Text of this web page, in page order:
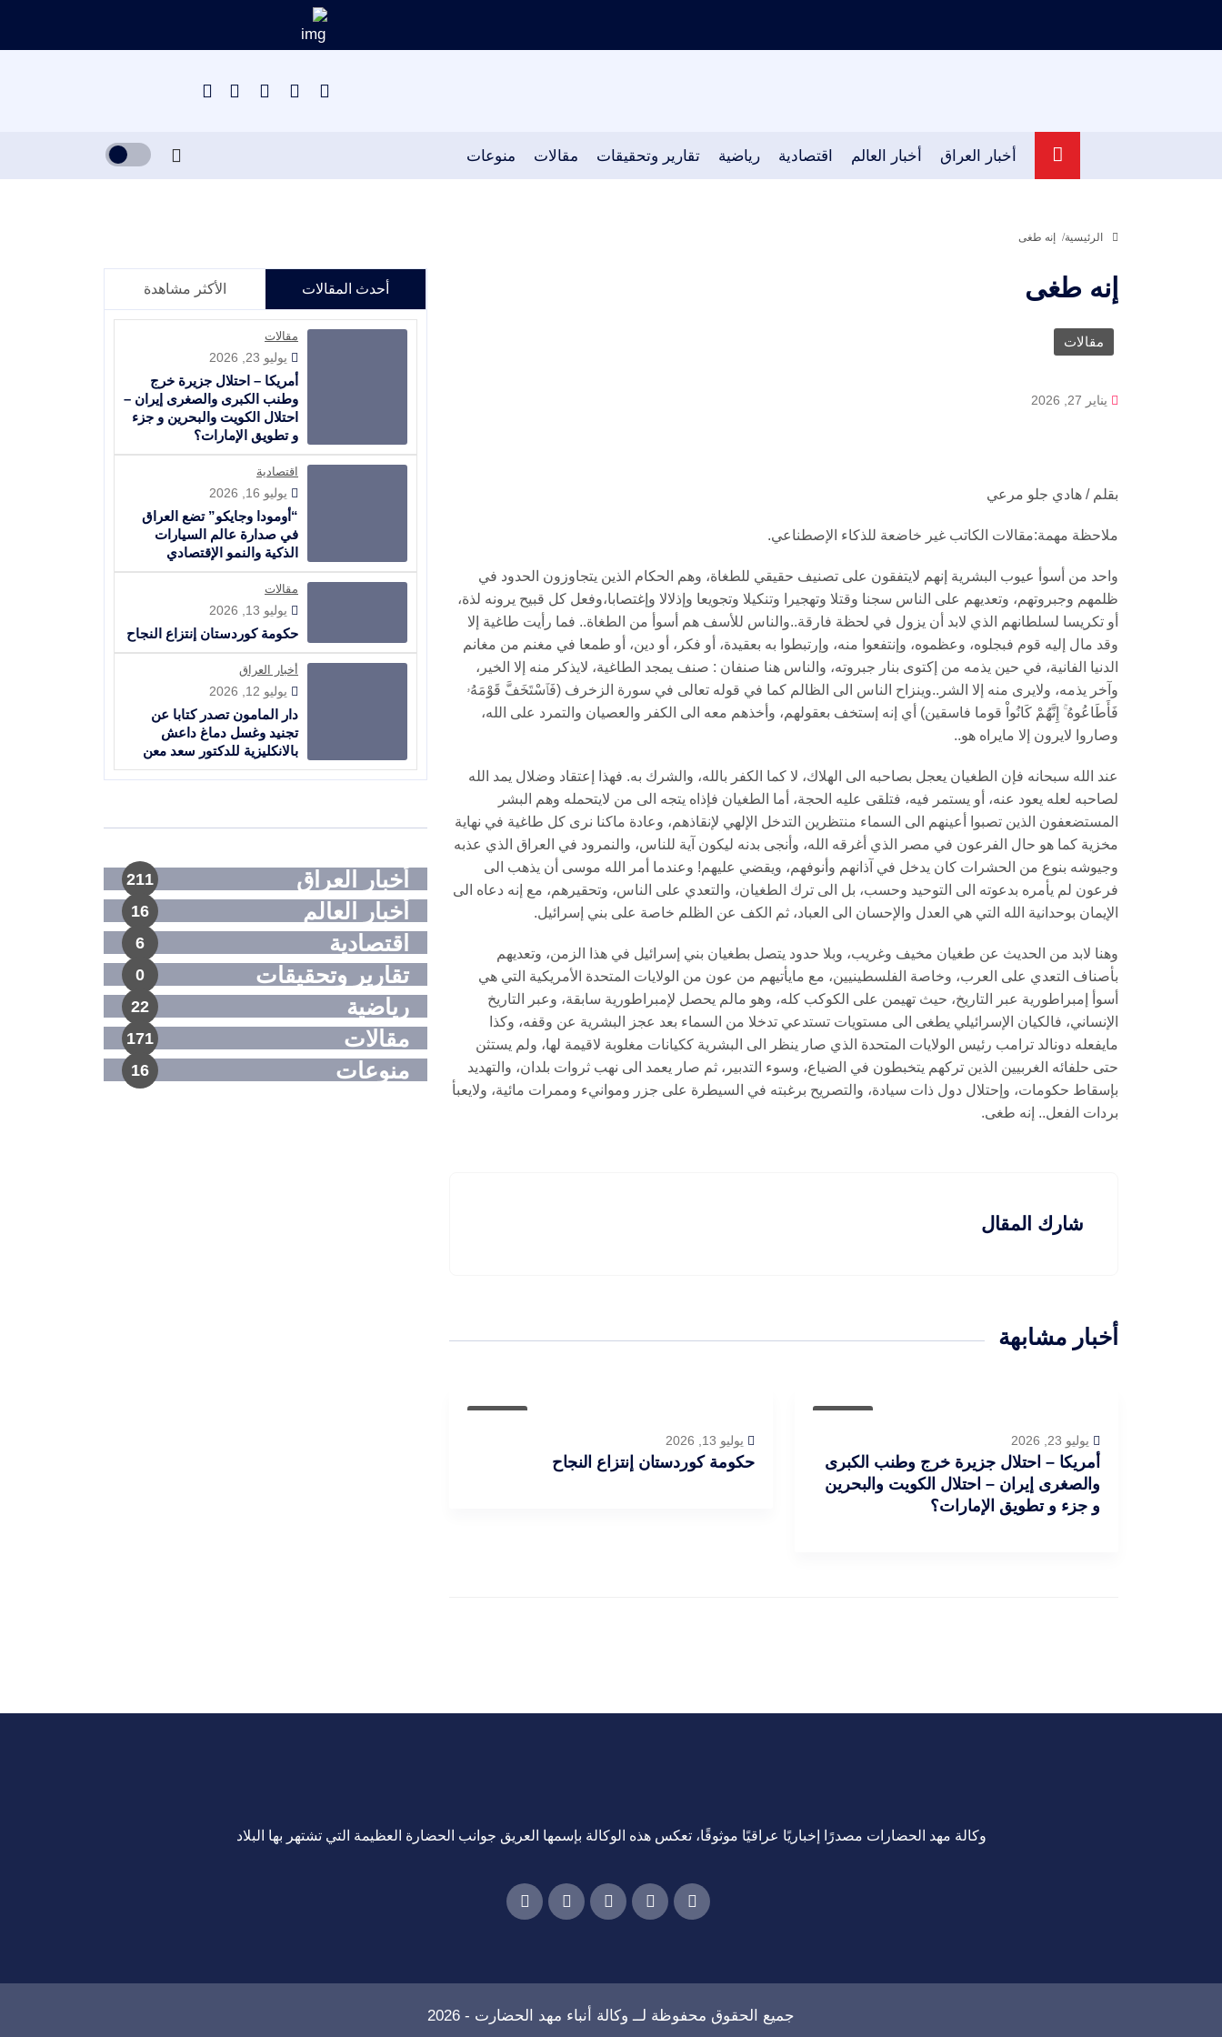
أخبار العراق أخبار العالم اقتصادية رياضية تقارير وتحقيقات مقالات منوعات
الرئيسية إنه طغى
إنه طغى
مقالات
يناير 27, 2026
بقلم / هادي جلو مرعي
ملاحظة مهمة:مقالات الكاتب غير خاضعة للذكاء الإصطناعي.
واحد من أسوأ عيوب البشرية إنهم لايتفقون على تصنيف حقيقي للطغاة، وهم الحكام الذين يتجاوزون الحدود في
ظلمهم وجبروتهم، وتعديهم على الناس سجنا وقتلا وتهجيرا وتنكيلا وتجويعا وإذلالا وإغتصابا،وفعل كل قبيح يرونه لذة،
أو تكريسا لسلطانهم الذي لابد أن يزول في لحظة فارقة..والناس للأسف هم أسوأ من الطغاة.. فما رأيت طاغية إلا
وقد مال إليه قوم فبجلوه، وعظموه، وإنتفعوا منه، وإرتبطوا به بعقيدة، أو فكر، أو دين، أو طمعا في مغنم من مغانم
الدنيا الفانية، في حين يذمه من إكتوى بنار جبروته، والناس هنا صنفان : صنف يمجد الطاغية، لايذكر منه إلا الخير،
وآخر يذمه، ولايرى منه إلا الشر..وينزاح الناس الى الظالم كما في قوله تعالى في سورة الزخرف (فَٱسْتَخَفَّ قَوْمَهُۥ
فَأَطَاعُوهُ ۚ إِنَّهُمْ كَانُواْ قوما فاسقين) أي إنه إستخف بعقولهم، وأخذهم معه الى الكفر والعصيان والتمرد على الله،
وصاروا لايرون إلا مايراه هو..
عند الله سبحانه فإن الطغيان يعجل بصاحبه الى الهلاك، لا كما الكفر بالله، والشرك به. فهذا إعتقاد وضلال يمد الله
لصاحبه لعله يعود عنه، أو يستمر فيه، فتلقى عليه الحجة، أما الطغيان فإذاه يتجه الى من لايتحمله وهم البشر
المستضعفون الذين تصبوا أعينهم الى السماء منتظرين التدخل الإلهي لإنقاذهم، وعادة ماكنا نرى كل طاغية في نهاية
مخزية كما هو حال الفرعون في مصر الذي أغرقه الله، وأنجى بدنه ليكون آية للناس، والنمرود في العراق الذي عذبه
وجيوشه بنوع من الحشرات كان يدخل في آذانهم وأنوفهم، ويقضي عليهم! وعندما أمر الله موسى أن يذهب الى
فرعون لم يأمره بدعوته الى التوحيد وحسب، بل الى ترك الطغيان، والتعدي على الناس، وتحقيرهم، مع إنه دعاه الى
الإيمان بوحدانية الله التي هي العدل والإحسان الى العباد، ثم الكف عن الظلم خاصة على بني إسرائيل.
وهنا لابد من الحديث عن طغيان مخيف وغريب، وبلا حدود يتصل بطغيان بني إسرائيل في هذا الزمن، وتعديهم
بأصناف التعدي على العرب، وخاصة الفلسطينيين، مع مايأتيهم من عون من الولايات المتحدة الأمريكية التي هي
أسوأ إمبراطورية عبر التاريخ، حيث تهيمن على الكوكب كله، وهو مالم يحصل لإمبراطورية سابقة، وعبر التاريخ
الإنساني، فالكيان الإسرائيلي يطغى الى مستويات تستدعي تدخلا من السماء بعد عجز البشرية عن وقفه، وكذا
مايفعله دونالد ترامب رئيس الولايات المتحدة الذي صار ينظر الى البشرية ككيانات مغلوبة لاقيمة لها، ولم يستثن
حتى حلفائه الغربيين الذين تركهم يتخبطون في الضياع، وسوء التدبير، ثم صار يعمد الى نهب ثروات بلدان، والتهديد
بإسقاط حكومات، وإحتلال دول ذات سيادة، والتصريح برغبته في السيطرة على جزر وموانيء وممرات مائية، ولايعبأ
بردات الفعل.. إنه طغى.
شارك المقال
أخبار مشابهة
يوليو 23, 2026
أمريكا – احتلال جزيرة خرج وطنب الكبرى
والصغرى إيران – احتلال الكويت والبحرين
و جزء و تطويق الإمارات؟
يوليو 13, 2026
حكومة كوردستان إنتزاع النجاح
أحدث المقالات الأكثر مشاهدة
مقالات
يوليو 23, 2026
أمريكا – احتلال جزيرة خرج
وطنب الكبرى والصغرى إيران –
احتلال الكويت والبحرين و جزء
و تطويق الإمارات؟
اقتصادية
يوليو 16, 2026
“أومودا وجايكو” تضع العراق
في صدارة عالم السيارات
الذكية والنمو الإقتصادي
مقالات
يوليو 13, 2026
حكومة كوردستان إنتزاع النجاح
أخبار العراق
يوليو 12, 2026
دار المامون تصدر كتابا عن
تجنيد وغسل دماغ داعش
بالانكليزية للدكتور سعد معن
أخبار العراق 211
أخبار العالم 16
اقتصادية 6
تقارير وتحقيقات 0
رياضية 22
مقالات 171
منوعات 16
وكالة مهد الحضارات مصدرًا إخباريًا عراقيًا موثوقًا، تعكس هذه الوكالة بإسمها العريق جوانب الحضارة العظيمة التي تشتهر بها البلاد
جميع الحقوق محفوظة لــ وكالة أنباء مهد الحضارت - 2026